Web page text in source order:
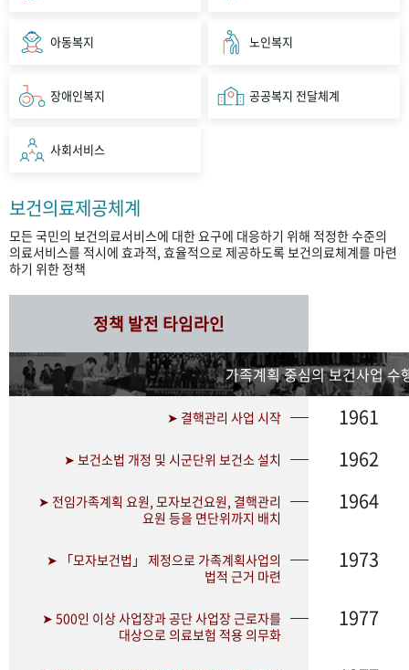
아동복지 노인복지
장애인복지 공공복지 전달체계
사회서비스
보건의료제공체계
모든 국민의 보건의료서비스에 대한 요구에 대응하기 위해 적정한 수준의
의료서비스를 적시에 효과적, 효율적으로 제공하도록 보건의료체계를 마련
하기 위한 정책
정책 발전 타임라인
가족계획 중심의 보건사업 수
➤ 결핵관리 사업 시작 1961
➤ 보건소법 개정 및 시군단위 보건소 설치 1962
➤ 전임가족계획 요원, 모자보건요원, 결핵관리
요원 등을 면단위까지 배치
1964
➤ 「모자보건법」 제정으로 가족계획사업의
법적 근거 마련
1973
➤ 500인 이상 사업장과 공단 사업장 근로자를
대상으로 의료보험 적용 의무화
1977